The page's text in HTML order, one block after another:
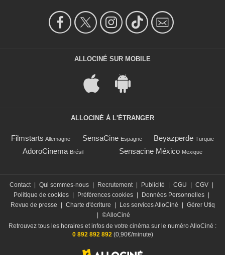
ALLOCINÉ SUR MOBILE
ALLOCINÉ À L'ÉTRANGER
Filmstarts Allemagne SensaCine Espagne Beyazperde Turquie
AdoroCinema Brésil Sensacine México Mexique
Contact | Qui sommes-nous | Recrutement | Publicité | CGU | CGV |
Politique de cookies | Préférences cookies | Données Personnelles |
Revue de presse
| Charte d'écriture | Les services AlloCiné | Gérer Utiq
| ©AlloCiné
Retrouvez tous les horaires et infos de votre cinéma sur le numéro AlloCiné :
0 892 892 892(0,90€/minute)